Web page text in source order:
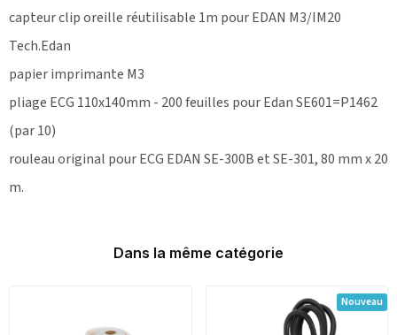
capteur clip oreille réutilisable 1m pour EDAN M3/IM20
Tech.Edan
papier imprimante M3
pliage ECG 110x140mm - 200 feuilles pour Edan SE601=P1462
(par 10)
rouleau original pour ECG EDAN SE-300B et SE-301, 80 mm x 20
m.
Dans la même catégorie
Nouveau